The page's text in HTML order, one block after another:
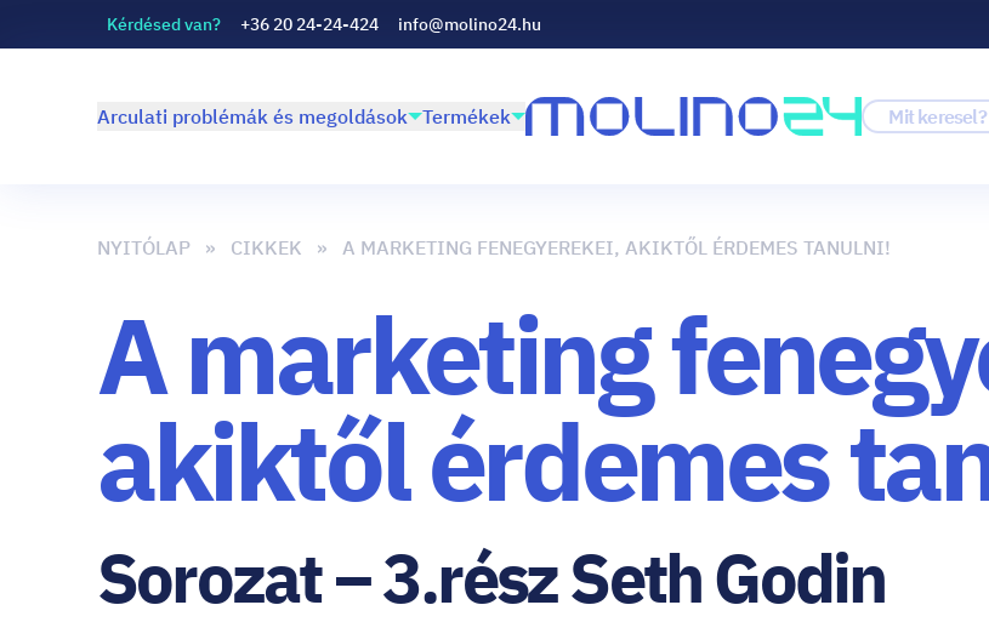
Kérdésed van? +36 20 24-24-424 info@molino24.hu
Arculati problémák és megoldások Termékek
NYITÓLAP CIKKEK A MARKETING FENEGYEREKEI, AKIKTŐL ÉRDEMES TANULNI!
A marketing
akiktől érdemes
Sorozat – 3.rész Seth Godin